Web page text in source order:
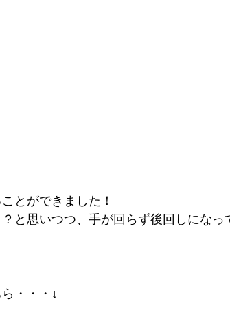
とができました！
と思いつつ、手が回らず後回しになっ
・・・↓